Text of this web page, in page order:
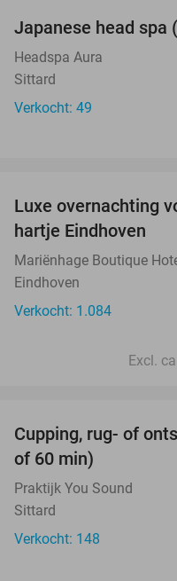
Japanese head spa
Headspa Aura
Sittard
Verkocht: 49
Luxe overnachting
hartje Eindhoven
Mariënhage Boutique
Eindhoven
Verkocht: 1.084
Excl.
Cupping, rug- of
of 60 min)
Praktijk You Sound
Sittard
Verkocht: 148